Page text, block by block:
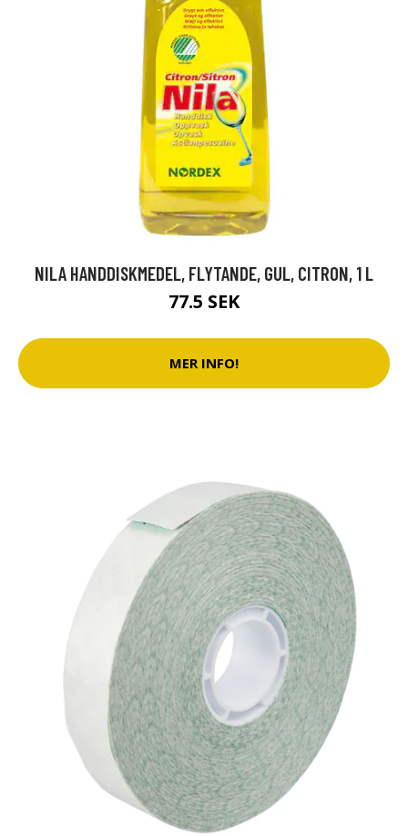
NILA HANDDISKMEDEL, FLYTANDE, GUL, CITRON, 1 L
77.5 SEK
MER INFO!